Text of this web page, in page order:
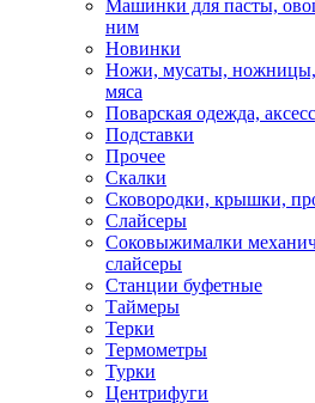
Машинки для пасты,
ним
Новинки
Ножи, мусаты, ножницы,
мяса
Поварская одежда,
Подставки
Прочее
Скалки
Сковородки, крышки,
Слайсеры
Соковыжималки
слайсеры
Станции буфетные
Таймеры
Терки
Термометры
Турки
Центрифуги